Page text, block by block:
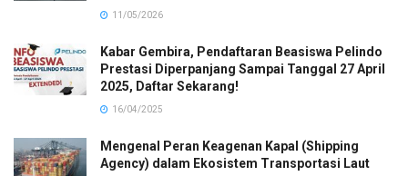
11/05/2026
Kabar Gembira, Pendaftaran Beasiswa Pelindo
Prestasi Diperpanjang Sampai Tanggal 27 April
2025, Daftar Sekarang!
16/04/2025
Mengenal Peran Keagenan Kapal (Shipping
Agency) dalam Ekosistem Transportasi Laut